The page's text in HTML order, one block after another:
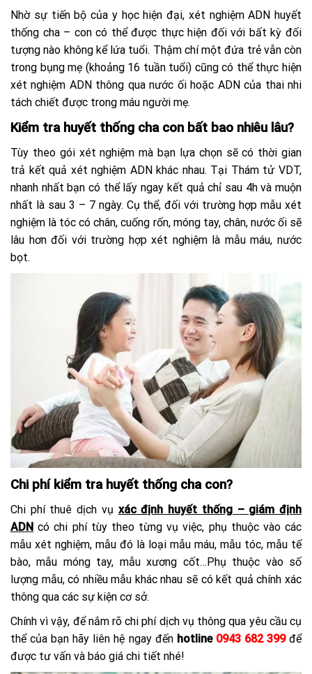
Nhờ sự tiến bộ của y học hiện đại, xét nghiệm ADN huyết
thống cha – con có thể được thực hiện đối với bất kỳ đối
tượng nào không kể lứa tuổi. Thậm chí một đứa trẻ vẫn còn
trong bụng mẹ (khoảng 16 tuần tuổi) cũng có thể thực hiện
xét nghiệm ADN thông qua nước ối hoặc ADN của thai nhi
tách chiết được trong máu người mẹ.
Kiểm tra huyết thống cha con bất bao nhiêu lâu?
Tùy theo gói xét nghiệm mà bạn lựa chọn sẽ có thời gian
trả kết quả xét nghiệm ADN khác nhau. Tại Thám tử VDT,
nhanh nhất bạn có thể lấy ngay kết quả chỉ sau 4h và muộn
nhất là sau 3 – 7 ngày. Cụ thể, đối với trường hợp mẫu xét
nghiệm là tóc có chân, cuống rốn, móng tay, chân, nước ối sẽ
lâu hơn đối với trường hợp xét nghiệm là mẫu máu, nước
bọt.
Chi phí kiểm tra huyết thống cha con?
Chi phí thuê dịch vụ xác định huyết thống – giám định
ADN có chi phí tùy theo từng vụ việc, phụ thuộc vào các
mẫu xét nghiệm, mẫu đó là loại mẫu máu, mẫu tóc, mẫu tế
bào, mẫu móng tay, mẫu xương cốt…Phụ thuộc vào số
lượng mẫu, có nhiều mẫu khác nhau sẽ có kết quả chính xác
thông qua các sự kiện cơ sở.
Chính vì vậy, để nắm rõ chi phí dịch vụ thông qua yêu cầu cụ
thể của bạn hãy liên hệ ngay đến hotline 0943 682 399để
được tư vấn và báo giá chi tiết nhé!